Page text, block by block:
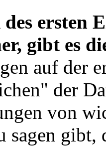
ersten
gibt es
auf der
der
von
sagen gibt,